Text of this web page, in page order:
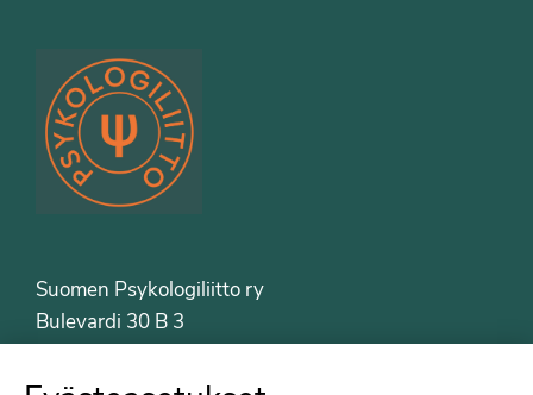
Suomen Psykologiliitto ry
Bulevardi 30 B 3
Puh. 09-6122 9122